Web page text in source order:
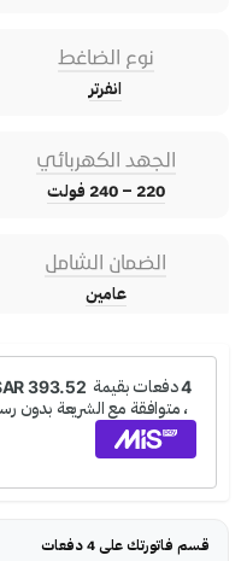
نوع الضاغط
انفرتر
الجهد الكهربائي
220 – 240 فولت
الضمان الشامل
عامين
قسم فاتورتك على 4 دفعات